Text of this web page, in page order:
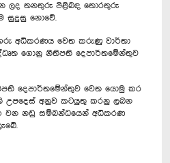
ලද තනතුරු පිළිබඳ තොරතුරු
සුදුසු නොවේ.
අධිකරණය වෙත කරුණු වාර්තා
ගොනු නීතිපති දෙපාර්තමේන්තුව
දෙපාර්තමේන්තුව වෙත යොමු කර
අනුව කටයුතු කරනු ලබන
වන නඩු සම්බන්ධයෙන් අධිකරණ